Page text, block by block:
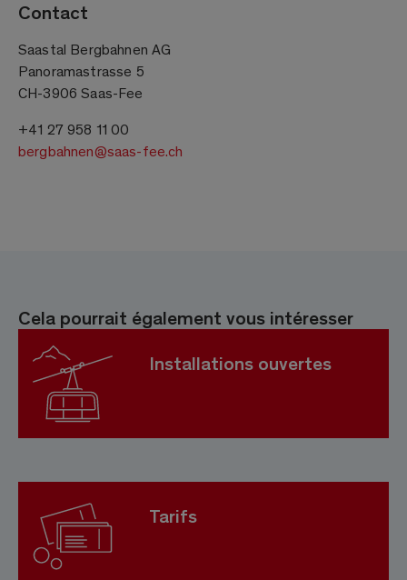
Contact
Saastal Bergbahnen AG
Panoramastrasse 5
CH-3906 Saas-Fee
+41 27 958 11 00
bergbahnen@saas-fee.ch
Cela pourrait également vous intéresser
Installations ouvertes
Tarifs